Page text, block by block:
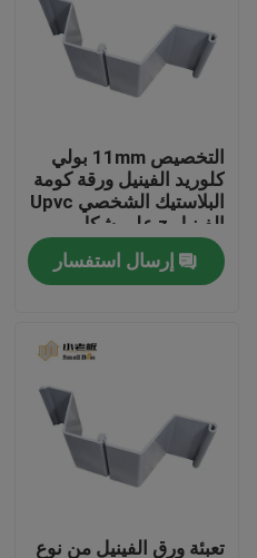
التخصيص 11mm بولي
كلوريد الفينيل ورقة كومة
البلاستيك الشخصي Upvc
الفينيل z على شكل
البلاستيك تتراكم
إرسال استفسار
تعبئة ورق الفينيل من نوع